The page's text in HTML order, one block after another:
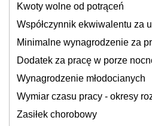
Kwoty wolne od potrąceń
Współczynnik ekwiwalentu za
Minimalne wynagrodzenie za
Dodatek za pracę w porze
Wynagrodzenie młodocianych
Wymiar czasu pracy - okresy
Zasiłek chorobowy